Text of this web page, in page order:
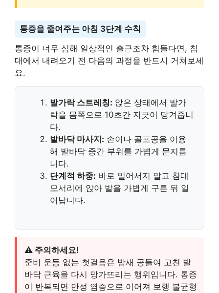
통증을 줄여주는 아침 3단계 수칙
통증이 너무 심해 일상적인 출근조차 힘들다면, 침
대에서 내려오기 전 다음의 과정을 반드시 거쳐보세
요.
발가락 스트레칭: 앉은 상태에서 발가
락을 몸쪽으로 10초간 지긋이 당겨줍니
다.
발바닥 마사지: 손이나 골프공을 이용
해 발바닥 중간 부위를 가볍게 문지릅
니다.
단계적 하중: 바로 일어서지 말고 침대
모서리에 앉아 발을 가볍게 구른 뒤 일
어납니다.
⚠️ 주의하세요!
준비 운동 없는 첫걸음은 밤새 공들여 고친 발
바닥 근육을 다시 망가뜨리는 행위입니다. 통증
이 반복되면 만성 염증으로 이어져 보행 불균형